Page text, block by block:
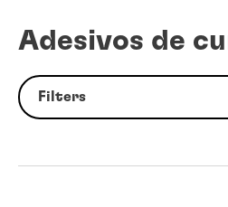
Adesivos de
Filters